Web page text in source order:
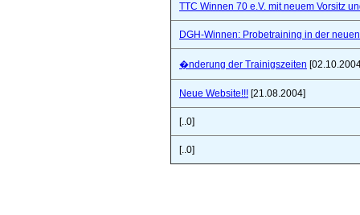
TTC Winnen 70 e.V. mit neuem Vorsitz
DGH-Winnen: Probetraining in der
�nderung der Trainigszeiten
Neue Website!!! [21.08.2004]
[..0]
[..0]